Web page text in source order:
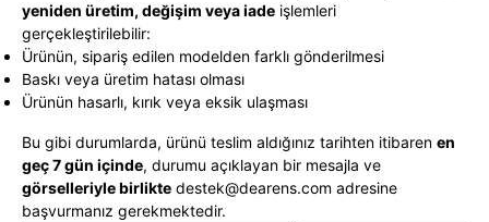
yeniden üretim, değişim veya iade işlemleri
gerçekleştirilebilir:
Ürünün, sipariş edilen modelden farklı gönderilmesi
Baskı veya üretim hatası olması
Ürünün hasarlı, kırık veya eksik ulaşması
Bu gibi durumlarda, ürünü teslim aldığınız tarihten itibaren en
geç 7 gün içinde, durumu açıklayan bir mesajla ve
görselleriyle birlikte destek@dearens.com adresine
başvurmanız gerekmektedir.